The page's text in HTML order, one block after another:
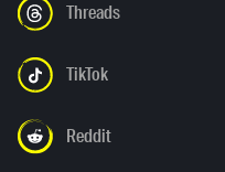
Threads
TikTok
Reddit